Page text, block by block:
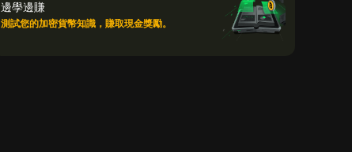
邊學邊賺
測試您的加密貨幣知識，賺取現金獎勵。